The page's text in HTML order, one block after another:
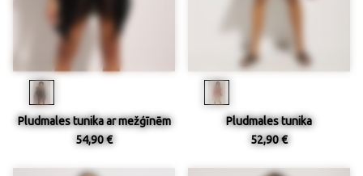
Pludmales tunika ar mežģīnēm
54,90 €
Pludmales tunika
52,90 €